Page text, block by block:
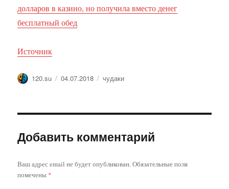
долларов в казино, но получила вместо денег
бесплатный обед
Источник
Автор
120.su Опубликовано
04.07.2018 Метки
чудаки
Добавить комментарий
Ваш адрес email не будет опубликован.Обязательные поля
помечены *